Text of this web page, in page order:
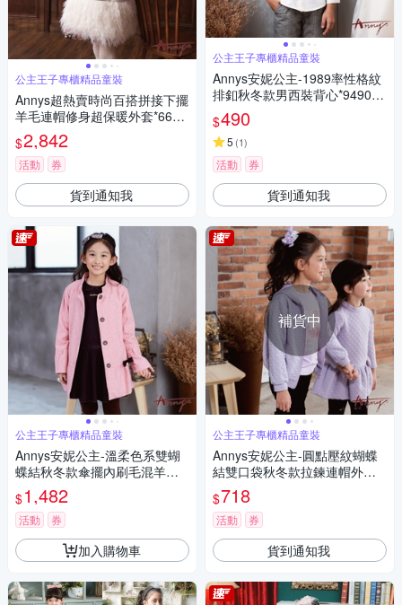
公主王子專櫃精品童裝
Annys超熱賣時尚百搭拼接下擺
羊毛連帽修身超保暖外套*6686
白
$2,842
活動 券
貨到通知我
公主王子專櫃精品童裝
Annys安妮公主-溫柔色系雙蝴
蝶結秋冬款傘擺內刷毛混羊毛
大衣*9670粉紅
$1,482
活動 券
加入購物車
公主王子專櫃精品童裝
Annys安妮公主-1989率性格紋
排釦秋冬款男西裝背心*9490黑
$490
5 (1)
活動 券
貨到通知我
補貨中
公主王子專櫃精品童裝
Annys安妮公主-圓點壓紋蝴蝶
結雙口袋秋冬款拉鍊連帽外套*
9417紫色
$718
活動 券
貨到通知我